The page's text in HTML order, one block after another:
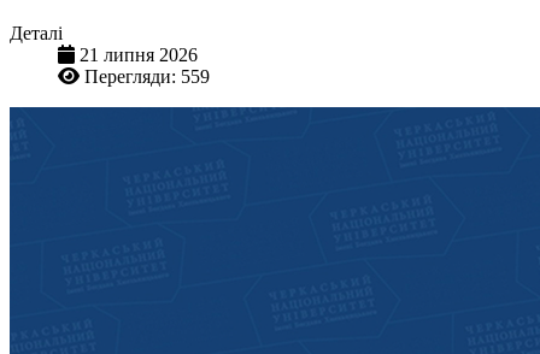
Деталі
21 липня 2026
Перегляди: 559